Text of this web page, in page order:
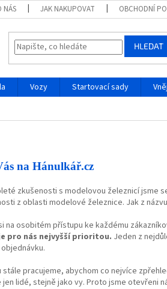
NÁS JAK NAKUPOVAT OBCHODNÍ
HLEDAT
Vozy Startovací sady
na Hánulkář.cz
zkušenosti s modelovou železnicí jsme
z oblasti modelové železnice. Jak z
na osobitém přístupu ke každému
pro nás nejvyšší prioritou. Jeden z
stále pracujeme, abychom co nejvíce
jen lidé, stejně jako vy. Proto jsme